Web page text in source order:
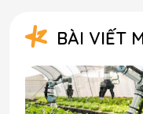
BÀI VIẾT